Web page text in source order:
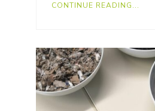
CONTINUE READING...